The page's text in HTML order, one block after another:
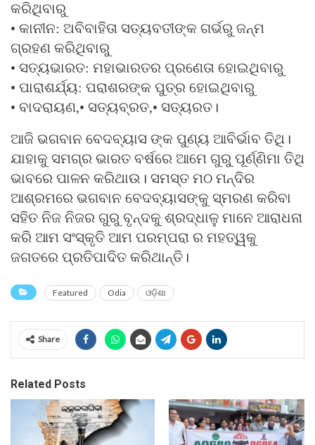
କରିଥିବାରୁ
• କାନୀନ: ଅବିବାହିତା ସତ୍ୟବତୀଙ୍କ ଗର୍ଭରୁ ଜନ୍ମ
ଗ୍ରହଣ କରିଥିବାରୁ
• ସତ୍ୟଭାରତ: ମହାଭାରତର ପ୍ରଣେତା ହୋଇଥିବାରୁ
• ପାରାଶର୍ଯ୍ୟ: ପରାଶରଙ୍କ ପୁତ୍ର ହୋଇଥିବାରୁ
• ବାଦରାୟଣ,• ସତ୍ୟବ୍ରତ,• ସତ୍ୟରତ।
ଆଜି ଭଗବାନ ବେଦବ୍ୟାସ ଙ୍କ ପୁଣ୍ୟ ଆବିର୍ଭାବ ତିଥି।
ଯାହାକୁ ସମଗ୍ର ଭାରତ ବର୍ଷରେ ଆମେ ଗୁରୁ ପୂର୍ଣ୍ଣିମା ତିଥି
ଭାବରେ ପାଳନ କରିଥାଉ। ସମସ୍ତ ମଠ ମନ୍ଦିର
ଆଶ୍ରମରେ ଭଗବାନ ବେଦବ୍ୟାସଙ୍କୁ ସ୍ମରଣ କରିବା
ସହିତ ନିଜ ନିଜର ଗୁରୁ ବୃନ୍ଦକୁ ଶ୍ରଦ୍ଧାଳୁ ମାନେ ଆରାଧନା
କରି ଆମ ସଂସ୍କୃତି ଆମ ପରମ୍ପରା ର ମହତ୍ୱକୁ
ଜଗତରେ ପ୍ରତିପାଦିତ କରିଥାନ୍ତି।
Featured Odia ଓଡ଼ିଶା
Share
Related Posts